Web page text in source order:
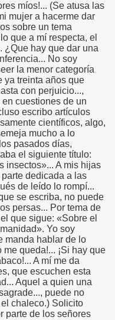
míos!... (Se atusa las
mujer a hacerme dar
sobre un tema
que a mí respecta, el
¿Que hay que dar una
No soy
la menor categoría
ya treinta años que
con perjuicio...,
cuestiones de un
escribo artículos
científicos, algo,
mucho a lo
pasados días,
el siguiente título:
insectos»... A mis hijas
dedicada a las
de leído lo rompí...
se escriba, no puede
persas... Por tema de
que sigue: «Sobre el
Yo soy
manda hablar de lo
queda!... ¡Si hay que
A mí me da
que escuchen esta
Aquel a quien una
puede no
chaleco.) Solicito
parte de los señores